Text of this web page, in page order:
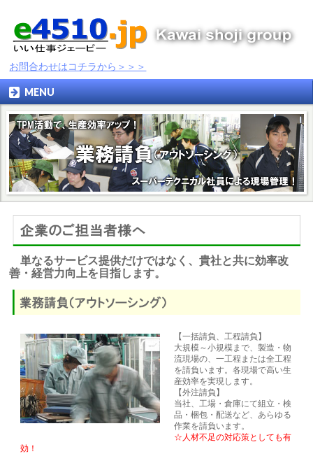
お問合わせはコチラから＞＞＞
MENU
単なるサービス提供だけではなく、貴社と共に効率改
善・経営力向上を目指します。
【一括請負、工程請負】
大規模～小規模まで、製造・物
流現場の、一工程または全工程
を請負います。各現場で高い生
産効率を実現します。
【外注請負】
当社、工場・倉庫にて組立・検
品・梱包・配送など、あらゆる
作業を請負います。
☆人材不足の対応策としても有
効！